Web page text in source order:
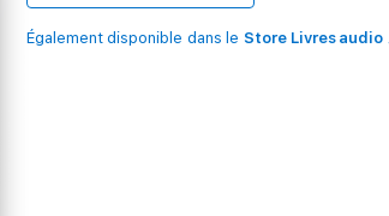
Également disponible dans leStore Livres audio